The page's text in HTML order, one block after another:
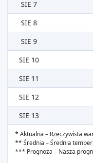
SIE 7
SIE 8
SIE 9
SIE 10
SIE 11
SIE 12
SIE 13
* Aktualna – Rzeczywista
** Średnia – Średnia
*** Prognoza – Nasza